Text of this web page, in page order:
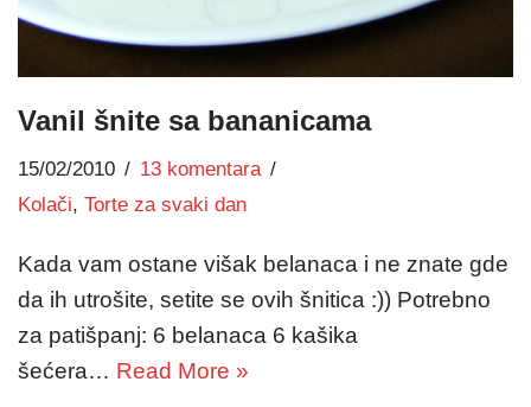
Vanil šnite sa bananicama
15/02/2010
13 komentara
Kolači, Torte za svaki dan
Kada vam ostane višak belanaca i ne znate gde
da ih utrošite, setite se ovih šnitica :)) Potrebno
za patišpanj: 6 belanaca 6 kašika
šećera… Read More »